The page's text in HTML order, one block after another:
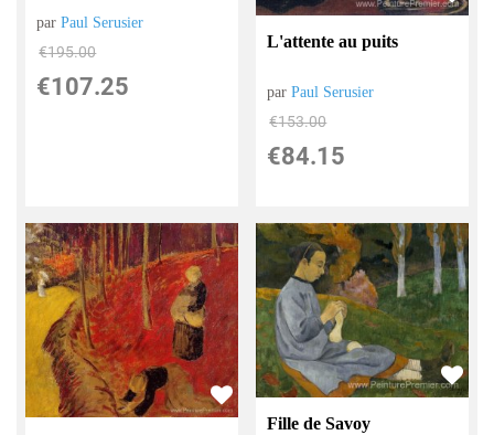
parPaul Serusier
€195.00
€107.25
L'attente au puits
parPaul Serusier
€153.00
€84.15
Fille de Savoy